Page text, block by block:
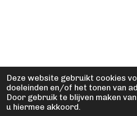
Deze website gebruikt cookies
doeleinden en/of het tonen van
Door gebruik te blijven maken
u hiermee akkoord.